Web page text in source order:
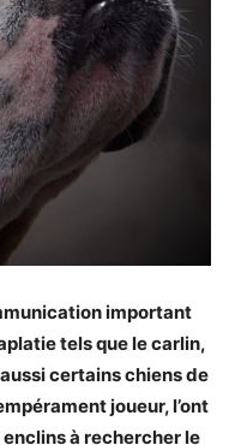
important
tels que le carlin,
certains chiens de
joueur, l’ont
enclins à rechercher le